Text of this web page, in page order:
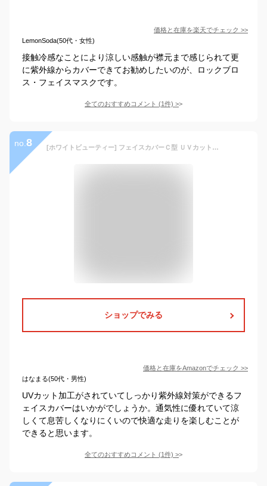
価格と在庫を楽天でチェック >>
LemonSoda(50代・女性)
接触冷感なことにより涼しい感触が襟元まで感じられて更
に紫外線からカバーできてお勧めしたいのが、ロックブロ
ス・フェイスマスクです。
全てのおすすめコメント (1件) >
no. 8 [ホワイトビューティー] フェイスカバーＣ型 ＵＶカット フェイスマスク 男性用 ペイスリー 紫外線対策 日焼け防止 顔 ＵVマスク マスク メンズ (ブラック)
ショップでみる
価格と在庫をAmazonでチェック >>
はなまる(50代・男性)
UVカット加工がされていてしっかり紫外線対策ができるフ
ェイスカバーはいかがでしょうか。通気性に優れていて涼
しくて息苦しくなりにくいので快適な走りを楽しむことが
できると思います。
全てのおすすめコメント (1件) >